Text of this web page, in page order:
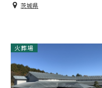
茨城県
火葬場